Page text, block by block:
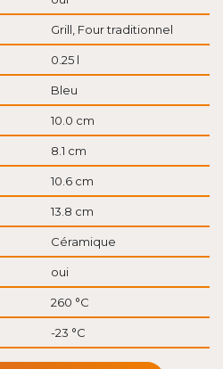
Grill, Four traditionnel
0.25 l
Bleu
10.0 cm
8.1 cm
10.6 cm
13.8 cm
Céramique
oui
260 °C
-23 °C